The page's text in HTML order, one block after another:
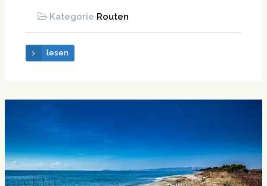
Kategorie Routen
lesen